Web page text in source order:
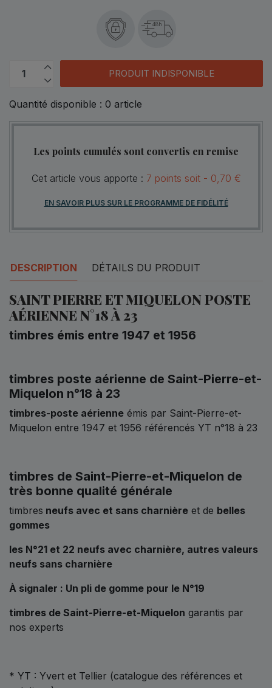
48h
PRODUIT INDISPONIBLE
Quantité disponible : 0 article
Les points cumulés sont convertis en remise
Cet article vous apporte : 7 points soit - 0,70 €
EN SAVOIR PLUS SUR LE PROGRAMME DE FIDÉLITÉ
DESCRIPTION DÉTAILS DU PRODUIT
SAINT PIERRE ET MIQUELON POSTE
AÉRIENNE N°18 À 23
timbres émis entre 1947 et 1956
timbres poste aérienne de Saint-Pierre-et-
Miquelon n°18 à 23
timbres-poste aérienne émis par Saint-Pierre-et-
Miquelon entre 1947 et 1956 référencés YT n°18 à 23
timbres de Saint-Pierre-et-Miquelon de
très bonne qualité générale
timbres neufs avec et sans charnière et de belles
gommes
les N°21 et 22 neufs avec charnière, autres valeurs
neufs sans charnière
À signaler : Un pli de gomme pour le N°19
timbres de Saint-Pierre-et-Miquelon garantis par
nos experts
* YT : Yvert et Tellier (catalogue des références et